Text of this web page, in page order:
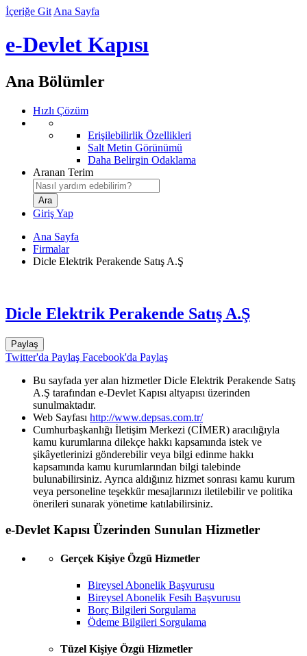
İçeriğe Git Ana Sayfa
e-Devlet Kapısı
Ana Bölümler
Hızlı Çözüm
Erişilebilirlik Özellikleri
Salt Metin Görünümü
Daha Belirgin Odaklama
Aranan Terim
Giriş Yap
Ana Sayfa
Firmalar
Dicle Elektrik Perakende Satış A.Ş
Dicle Elektrik Perakende Satış A.Ş
Paylaş
Twitter'da Paylaş Facebook'da Paylaş
Bu sayfada yer alan hizmetler Dicle Elektrik Perakende Satış
A.Ş tarafından e-Devlet Kapısı altyapısı üzerinden
sunulmaktadır.
Web Sayfası http://www.depsas.com.tr/
Cumhurbaşkanlığı İletişim Merkezi (CİMER) aracılığıyla
kamu kurumlarına dilekçe hakkı kapsamında istek ve
şikâyetlerinizi gönderebilir veya bilgi edinme hakkı
kapsamında kamu kurumlarından bilgi talebinde
bulunabilirsiniz. Ayrıca aldığınız hizmet sonrası kamu kurum
veya personeline teşekkür mesajlarınızı iletilebilir ve politika
önerileri sunarak yönetime katılabilirsiniz.
e-Devlet Kapısı Üzerinden Sunulan Hizmetler
Gerçek Kişiye Özgü Hizmetler
Bireysel Abonelik Başvurusu
Bireysel Abonelik Fesih Başvurusu
Borç Bilgileri Sorgulama
Ödeme Bilgileri Sorgulama
Tüzel Kişiye Özgü Hizmetler